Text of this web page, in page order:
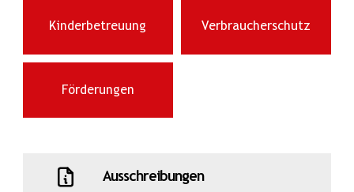
Kinderbetreuung Verbraucherschutz
Förderungen
Ausschreibungen